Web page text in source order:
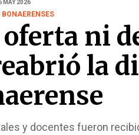
MAY 2026
oferta ni
la
y docentes fueron